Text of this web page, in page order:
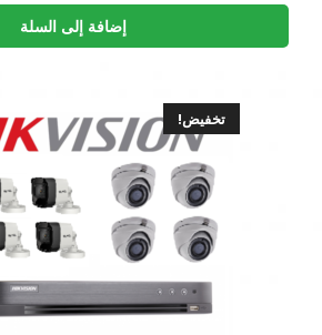
هو:
2,100.00 ر.س.
إضافة إلى السلة
تخفيض!